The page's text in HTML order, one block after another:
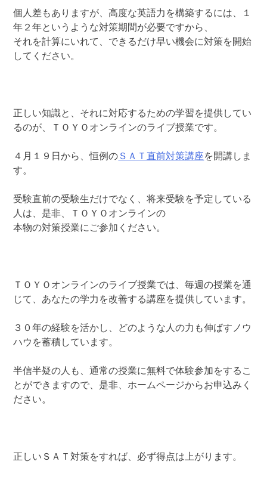
個人差もありますが、高度な英語力を構築するには、１
年２年というような対策期間が必要ですから、
それを計算にいれて、できるだけ早い機会に対策を開始
してください。
正しい知識と、それに対応するための学習を提供してい
るのが、ＴＯＹＯオンラインのライブ授業です。
４月１９日から、恒例の ＳＡＴ直前対策講座を開講しま
す。
受験直前の受験生だけでなく、将来受験を予定している
人は、是非、ＴＯＹＯオンラインの
本物の対策授業にご参加ください。
ＴＯＹＯオンラインのライブ授業では、毎週の授業を通
じて、あなたの学力を改善する講座を提供しています。
３０年の経験を活かし、どのような人の力も伸ばすノウ
ハウを蓄積しています。
半信半疑の人も、通常の授業に無料で体験参加をするこ
とができますので、是非、ホームページからお申込みく
ださい。
正しいＳＡＴ対策をすれば、必ず得点は上がります。